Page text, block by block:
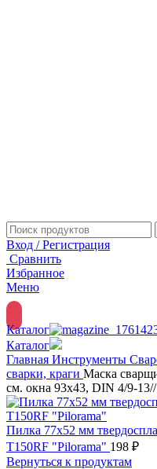
Вход / Регистрация
Сравнить
Избранное
Меню
Каталог
Каталог
Главная Инструменты
сварки, краги Маска
см. окна 93х43, DIN 4/9-
Пилка 77x52 мм
T150RF "Pilorama" 198 ₽
Вернуться к продуктам